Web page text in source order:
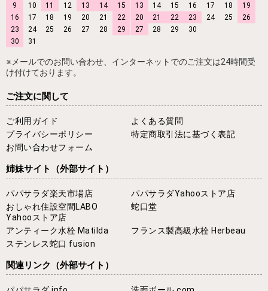
9
10 11 12 13 14
15
16
17 18 19 20 21
22
23
24 25 26 27 28
29
30
31
13
14 15 16 17 18
19
20
21 22 23 24 25
26
27
28 29 30
※メールでのお問い合わせ、インターネットでのご注文は24時間受
け付けております。
ご注文に関して
ご利用ガイド
よくある質問
プライバシーポリシー
特定商取引法に基づく表記
お問い合わせフォーム
姉妹サイト （外部サイト）
パパサラダ楽天市場店
パパサラダYahooストア店
おしゃれ住設空間LABO
Yahooストア店
蛇口堂
アンティーク水栓 Matilda
フランス製高級水栓 Herbeau
ステンレス蛇口 fusion
関連リンク （外部サイト）